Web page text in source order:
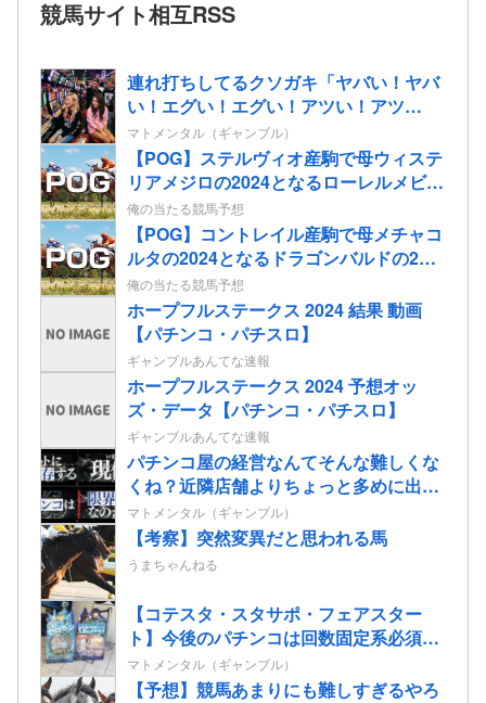
競馬サイト相互RSS
連れ打ちしてるクソガキ「ヤバい！ヤバ
い！エグい！エグい！アツい！アツ
い！」←語彙力無さすぎだろｗｗｗ
マトメンタル（ギャンブル）
【POG】ステルヴィオ産駒で母ウィステ
リアメジロの2024となるローレルメビウ
スの2歳情報
俺の当たる競馬予想
【POG】コントレイル産駒で母メチャコ
ルタの2024となるドラゴンバルドの2歳
情報
俺の当たる競馬予想
ホープフルステークス 2024 結果 動画
【パチンコ・パチスロ】
ギャンブルあんてな速報
ホープフルステークス 2024 予想オッ
ズ・データ【パチンコ・パチスロ】
ギャンブルあんてな速報
パチンコ屋の経営なんてそんな難しくな
くね？近隣店舗よりちょっと多めに出し
ておけば勝手に客が寄ってくるのに強欲
すぎて極限まで搾り取るから客が飛ぶん
だよ
マトメンタル（ギャンブル）
【考察】突然変異だと思われる馬
うまちゃんねる
【コテスタ・スタサポ・フェアスター
ト】今後のパチンコは回数固定系必須で
いいよな。そして釘は完全に廃止するべ
き
マトメンタル（ギャンブル）
【予想】競馬あまりにも難しすぎるやろ